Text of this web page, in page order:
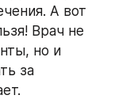
А вот
Врач не
но и
за